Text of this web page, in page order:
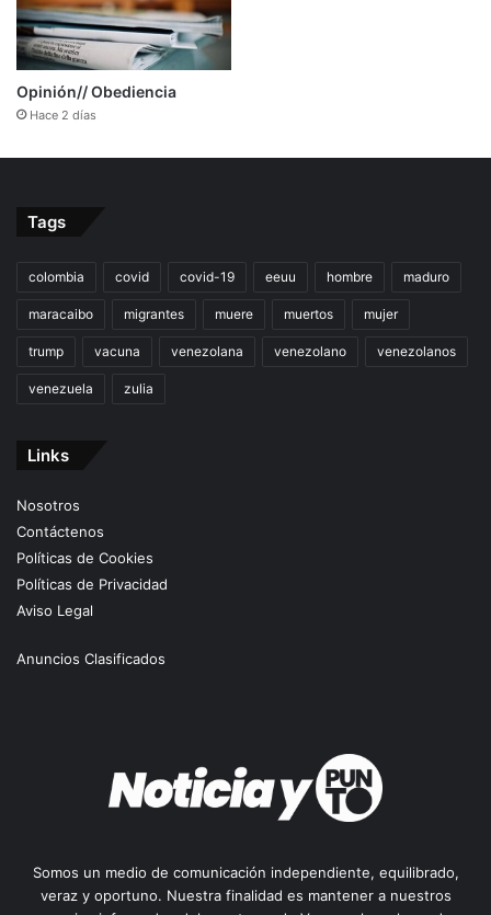
Opinión// Obediencia
Hace 2 días
Tags
colombia covid covid-19 eeuu hombre maduro
maracaibo migrantes muere muertos mujer
trump vacuna venezolana venezolano venezolanos
venezuela zulia
Links
Nosotros
Contáctenos
Políticas de Cookies
Políticas de Privacidad
Aviso Legal
Anuncios Clasificados
Somos un medio de comunicación independiente, equilibrado,
veraz y oportuno. Nuestra finalidad es mantener a nuestros